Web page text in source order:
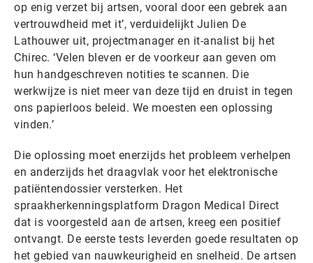
op enig verzet bij artsen, vooral door een gebrek aan
vertrouwdheid met it’, verduidelijkt Julien De
Lathouwer uit, projectmanager en it-analist bij het
Chirec. ‘Velen bleven er de voorkeur aan geven om
hun handgeschreven notities te scannen. Die
werkwijze is niet meer van deze tijd en druist in tegen
ons papierloos beleid. We moesten een oplossing
vinden.’
Die oplossing moet enerzijds het probleem verhelpen
en anderzijds het draagvlak voor het elektronische
patiëntendossier versterken. Het
spraakherkenningsplatform Dragon Medical Direct
dat is voorgesteld aan de artsen, kreeg een positief
ontvangt. De eerste tests leverden goede resultaten op
het gebied van nauwkeurigheid en snelheid. De artsen